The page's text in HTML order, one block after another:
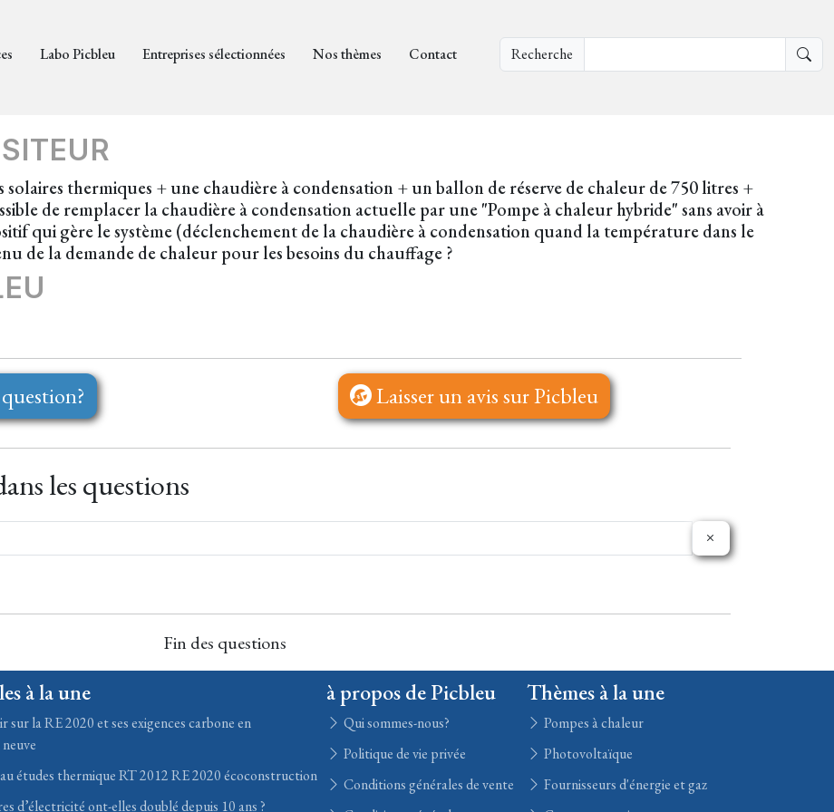
Labo Picbleu Entreprises sélectionnées Nos thèmes Contact Recherche
solaires thermiques + une chaudière à condensation + un ballon de réserve de chaleur de 750 litres +
de remplacer la chaudière à condensation actuelle par une "Pompe à chaleur hybride" sans avoir à
qui gère le système (déclenchement de la chaudière à condensation quand la température dans le
de la demande de chaleur pour les besoins du chauffage ?
Laisser un avis sur Picbleu
les questions
Fin des questions
à la une
sur la RE 2020 et ses exigences carbone en
études thermique RT 2012 RE 2020 écoconstruction
d’électricité ont-elles doublé depuis 10 ans ?
à propos de Picbleu
Qui sommes-nous?
Politique de vie privée
Conditions générales de vente
Thèmes à la une
Pompes à chaleur
Photovoltaïque
Fournisseurs d'énergie et gaz